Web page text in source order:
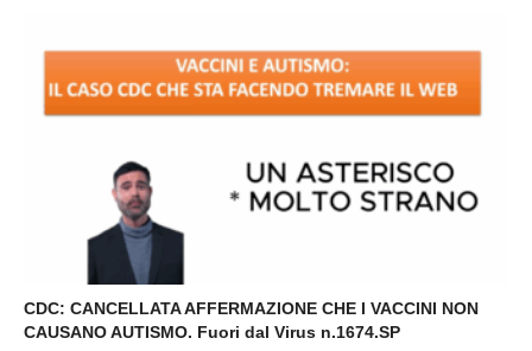
CDC: CANCELLATA AFFERMAZIONE CHE I VACCINI NON
CAUSANO AUTISMO. Fuori dal Virus n.1674.SP